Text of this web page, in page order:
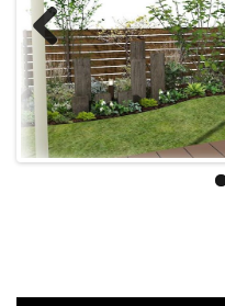
Previous